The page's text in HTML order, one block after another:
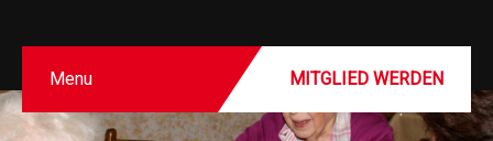
Menu MITGLIED WERDEN